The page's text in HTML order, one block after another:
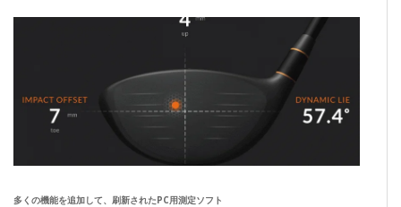
多くの機能を追加して、刷新されたPC用測定ソフト